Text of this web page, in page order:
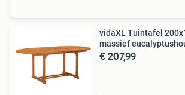
vidaXL Tuintafel
massief
€ 207,99